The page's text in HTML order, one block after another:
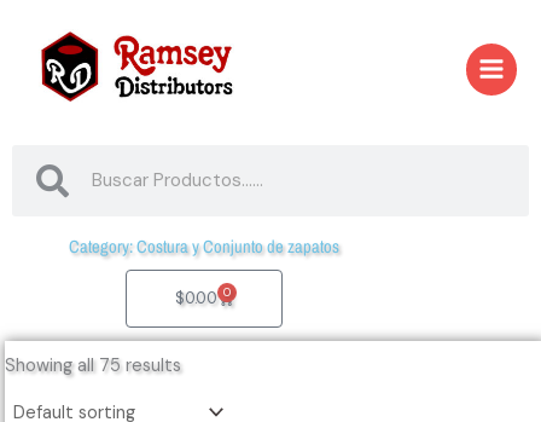
content
Category: Costura y Conjunto de zapatos
$0.00 0
Cart
Showing all 75 results